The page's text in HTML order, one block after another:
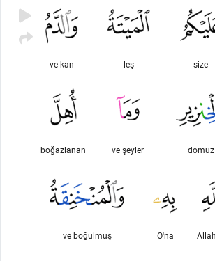
Allahdan qorxun. Həqiqətən, Allah cəzası
size
leş
ve kan
domuz
ve şeyler
boğazlanan
O'na
ve boğulmuş